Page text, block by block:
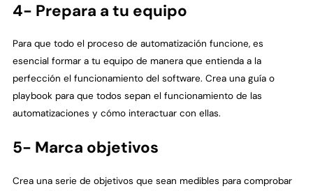
4- Prepara a tu equipo
Para que todo el proceso de automatización funcione, es
esencial formar a tu equipo de manera que entienda a la
perfección el funcionamiento del software. Crea una guía o
playbook para que todos sepan el funcionamiento de las
automatizaciones y cómo interactuar con ellas.
5- Marca objetivos
Crea una serie de objetivos que sean medibles para comprobar